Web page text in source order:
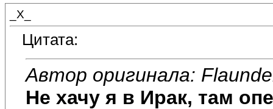
_X_
Цитата:
Автор оригинала:
Не хачу я в Ирак, там